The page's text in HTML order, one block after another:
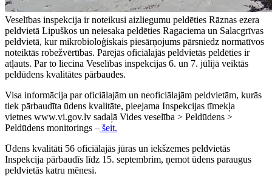
Veselības inspekcija ir noteikusi aizliegumu peldēties Rāznas ezera
peldvietā Lipuškos un neiesaka peldēties Ragaciema un Salacgrīvas
peldvietā, kur mikrobioloģiskais piesārņojums pārsniedz normatīvos
noteiktās robežvērtības. Pārējās oficiālajās peldvietās peldēties ir
atļauts. Par to liecina Veselības inspekcijas 6. un 7. jūlijā veiktās
peldūdens kvalitātes pārbaudes.
Visa informācija par oficiālajām un neoficiālajām peldvietām, kurās
tiek pārbaudīta ūdens kvalitāte, pieejama Inspekcijas tīmekļa
vietnes www.vi.gov.lv sadaļā Vides veselība > Peldūdens >
Peldūdens monitorings – šeit.
Ūdens kvalitāti 56 oficiālajās jūras un iekšzemes peldvietās
Inspekcija pārbaudīs līdz 15. septembrim, ņemot ūdens paraugus
peldvietās katru mēnesi.